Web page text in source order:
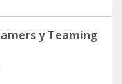
y Teaming